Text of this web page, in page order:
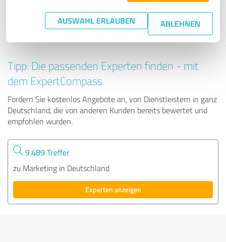
AUSWAHL ERLAUBEN ABLEHNEN
4.96 von 5
Tipp: Die passenden Experten finden - mit
dem ExpertCompass
Fordern Sie kostenlos Angebote an, von Dienstleistern in ganz
Deutschland, die von anderen Kunden bereits bewertet und
empfohlen wurden.
9.489 Treffer
zu Marketing in Deutschland
Experten anzeigen